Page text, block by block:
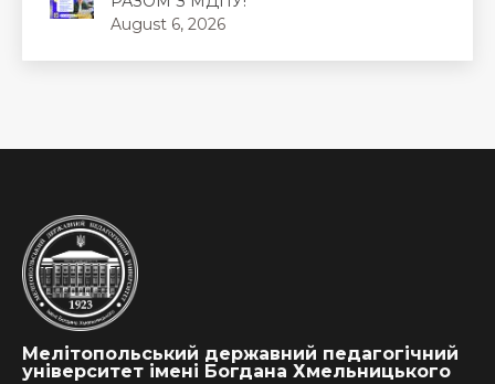
August 6, 2026
Мелітопольський державний педагогічний
університет імені Богдана Хмельницького